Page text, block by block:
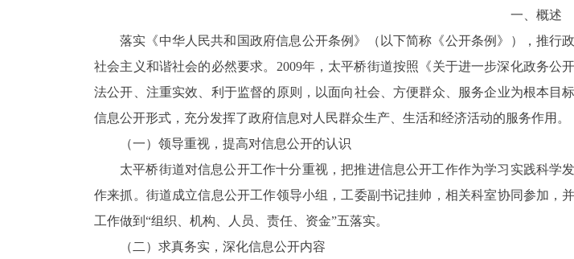
一、概述
落实《中华人民共和国政府信息公开条例》（以下简称《公开条例》），推行
社会主义和谐社会的必然要求。2009年，太平桥街道按照《关于进一步深化政务
法公开、注重实效、利于监督的原则，以面向社会、方便群众、服务企业为根本
信息公开形式，充分发挥了政府信息对人民群众生产、生活和经济活动的服务作用。
（一）领导重视，提高对信息公开的认识
太平桥街道对信息公开工作十分重视，把推进信息公开工作作为学习实践科学
作来抓。街道成立信息公开工作领导小组，工委副书记挂帅，相关科室协同参加
工作做到“组织、机构、人员、责任、资金”五落实。
（二）求真务实，深化信息公开内容